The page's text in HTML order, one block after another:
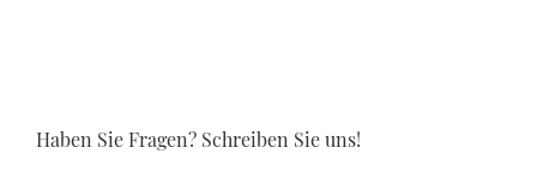
Haben Sie Fragen? Schreiben Sie uns!